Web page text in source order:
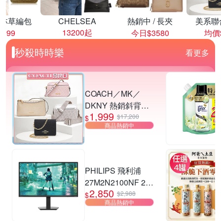
草編包
CHELSEA
13200起
熱銷中 / 長夾
今日$3580
美系
均
秒殺時時樂 看更多
COACH／MK／
DKNY 熱銷斜背包.
小廢包 多款供選
$1,999 $17,200
商品熱銷中
PHILIPS 飛利浦
27M2N2100NF 27
型 IPS FHD 144Hz
電競螢幕
$2,850 $2,988
商品熱銷中